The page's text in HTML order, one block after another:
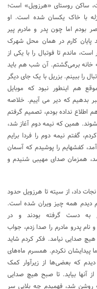
ساکن روستای «هرزویل» است؛
با خاک یکسان شده است. او
عصر بودم اما چون پدر و مادرم پیر
پایان کارم در همان محل شهرک
ماندم تا فوتبال را با یکی از
معمولاً ساعت ۱۰ تا ۱۱ شب به خانه برمی‌گشتم. آن شب هم باید
را ببینم. بزریل با یک جای دیگر
هم اینطور نبود که موبایل
بدهیم که دیر می آییم. خلاصه
نداده بودم، تصمیم گرفتم
همین که نیمه دوم آغاز شد،
گفتم نیمه دوم را فردا برایم
کفشهایم را پوشیدم که آسمان
همزمان صدای مهیبی شنیدم و
داد، از سیته تا هرزویل حدود
دیدم همه چیز ویران شده است.
به دست گرفته بودند و در
پدرو مادرم را صدا زدم، جواب
صدایی نیامد. فکر کردم شاید
پیدایشان نکردم. همسرم ماه‌های
که بعضی‌ها از زیرآوار کمک
آنها بیاید. تا صبح هیچ صدایی
روشن شد، فهمیدم چه بلایی سر